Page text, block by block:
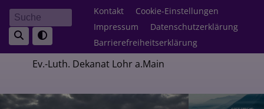
Direkt
zum
Inhalt
Suche Fußbereichsmenü
Kontakt
Cookie-Einstellungen
Impressum
Datenschutzerklärung
Barrierefreiheitserklärung
Ev.-Luth. Dekanat Lohr a.Main